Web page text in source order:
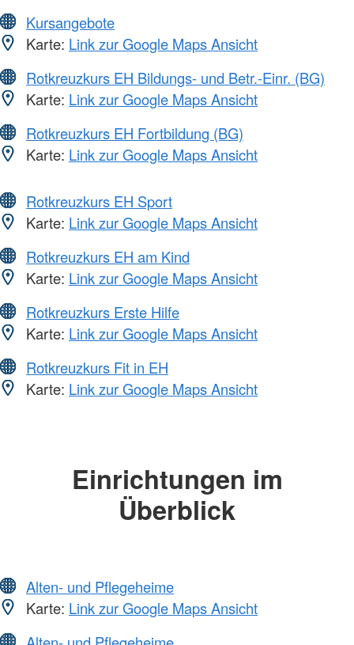
Kursangebote
Karte: Link zur Google Maps Ansicht
Rotkreuzkurs EH Bildungs- und Betr.-Einr. (BG)
Karte: Link zur Google Maps Ansicht
Rotkreuzkurs EH Fortbildung (BG)
Karte: Link zur Google Maps Ansicht
Rotkreuzkurs EH Sport
Karte: Link zur Google Maps Ansicht
Rotkreuzkurs EH am Kind
Karte: Link zur Google Maps Ansicht
Rotkreuzkurs Erste Hilfe
Karte: Link zur Google Maps Ansicht
Rotkreuzkurs Fit in EH
Karte: Link zur Google Maps Ansicht
Einrichtungen im
Überblick
Alten- und Pflegeheime
Karte: Link zur Google Maps Ansicht